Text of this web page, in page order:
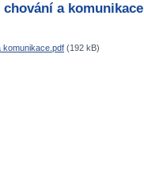
a komunikace
(192 kB)